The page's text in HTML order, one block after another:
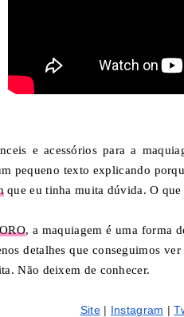
e acessórios para a
pequeno texto explicando
que eu tinha muita dúvida. O que
, a maquiagem é uma forma
detalhes que conseguimos
Não deixem de conhecer.
Site | Instagram |